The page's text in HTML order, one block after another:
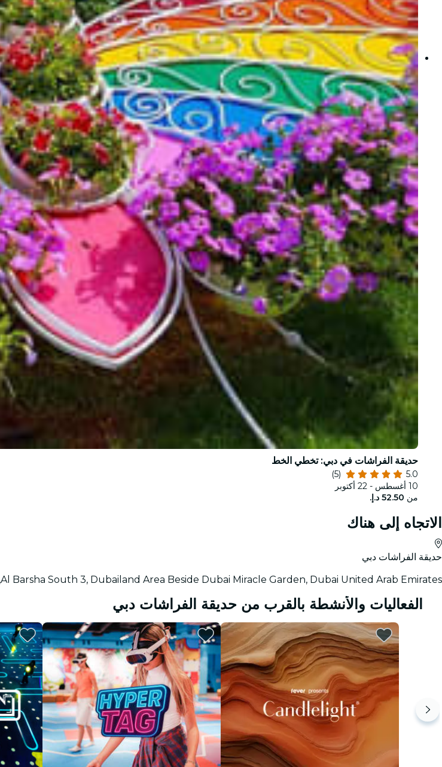
حديقة الفراشات في دبي: تخطي الخط
5.0
(5)
10 أغسطس - 22 أكتوبر
من
الاتجاه إلى هناك
حديقة الفراشات دبي
Al Barsha South 3, Dubailand Area Beside Dubai Miracle Garden, Dubai United Arab Emirates, دبي
الفعاليات والأنشطة بالقرب من حديقة الفراشات دبي